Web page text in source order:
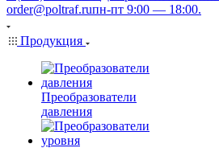
order@poltraf.ruпн-пт 9:00 — 18:00.
Продукция
Преобразователи
давления